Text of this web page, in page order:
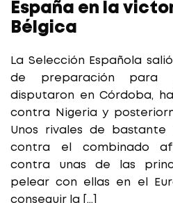
España en la
Bélgica
La Selección Española
de preparación para
disputaron en Córdoba,
contra Nigeria y
Unos rivales de bastante
contra el combinado
contra unas de las
pelear con ellas en el
conseguir la […]